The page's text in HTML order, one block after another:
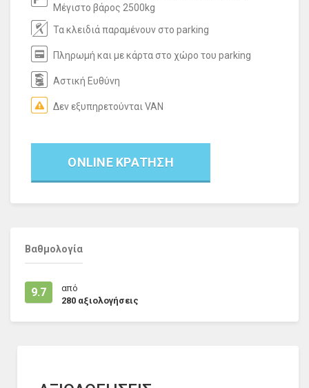
Μέγιστο βάρος 2500kg
Τα κλειδιά παραμένουν στο parking
Πληρωμή και με κάρτα στο χώρο του parking
Αστική Ευθύνη
Δεν εξυπηρετούνται VAN
ONLINE ΚΡΑΤΗΣΗ
Βαθμολογία
9.7
από
280 αξιολογήσεις